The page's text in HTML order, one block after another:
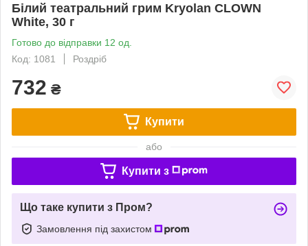
Білий театральний грим Kryolan CLOWN
White, 30 г
Готово до відправки 12 од.
Код: 1081
Роздріб
732 ₴
Купити
або
Купити з
Що таке купити з Пром?
Замовлення під захистом